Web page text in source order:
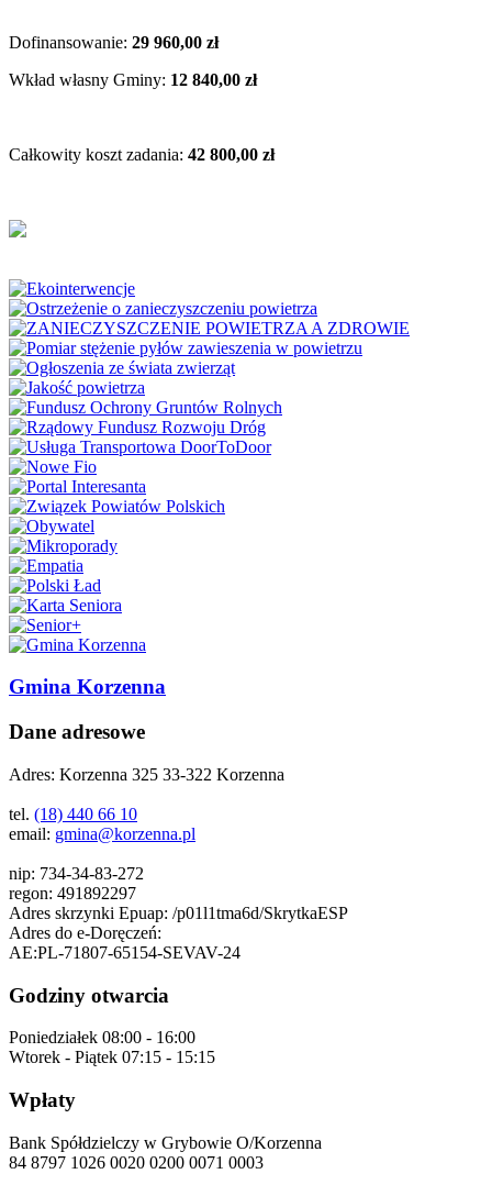
Dofinansowanie: 29 960,00 zł
Wkład własny Gminy: 12 840,00 zł
Całkowity koszt zadania: 42 800,00 zł
Gmina Korzenna
Dane adresowe
Adres: Korzenna 325 33-322 Korzenna
tel. (18) 440 66 10
email: gmina@korzenna.pl
nip: 734-34-83-272
regon: 491892297
Adres skrzynki Epuap: /p01l1tma6d/SkrytkaESP
Adres do e-Doręczeń:
AE:PL-71807-65154-SEVAV-24
Godziny otwarcia
Poniedziałek 08:00 - 16:00
Wtorek - Piątek 07:15 - 15:15
Wpłaty
Bank Spółdzielczy w Grybowie O/Korzenna
84 8797 1026 0020 0200 0071 0003